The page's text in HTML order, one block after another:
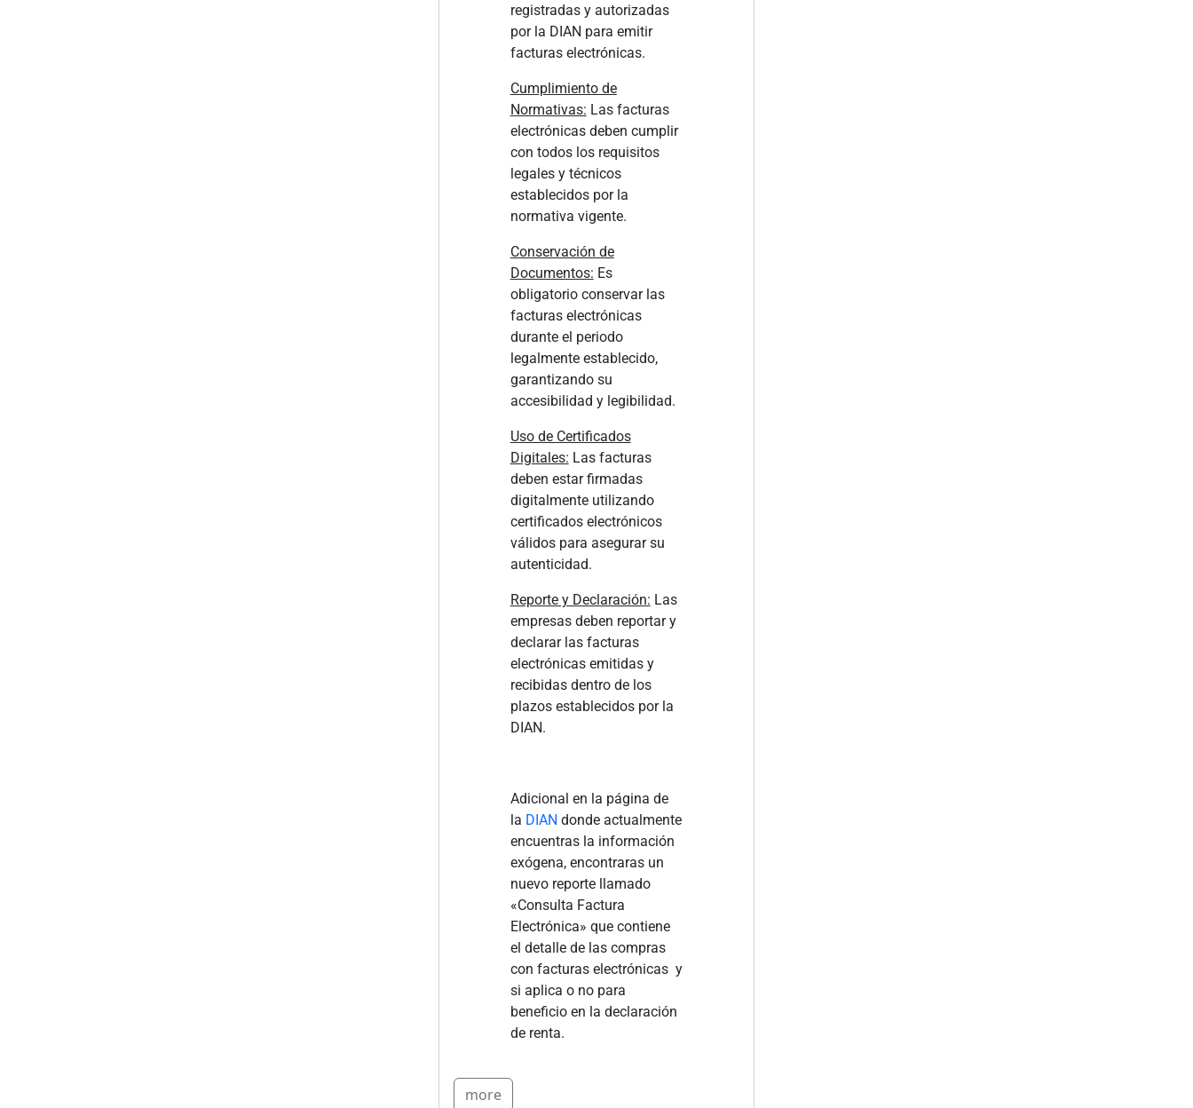
registradas y autorizadas
por la DIAN para emitir
facturas electrónicas.
Cumplimiento de
Normativas: Las facturas
electrónicas deben cumplir
con todos los requisitos
legales y técnicos
establecidos por la
normativa vigente.
Conservación de
Documentos: Es
obligatorio conservar las
facturas electrónicas
durante el periodo
legalmente establecido,
garantizando su
accesibilidad y legibilidad.
Uso de Certificados
Digitales: Las facturas
deben estar firmadas
digitalmente utilizando
certificados electrónicos
válidos para asegurar su
autenticidad.
Reporte y Declaración: Las
empresas deben reportar y
declarar las facturas
electrónicas emitidas y
recibidas dentro de los
plazos establecidos por la
DIAN.
Adicional en la página de
la DIAN donde actualmente
encuentras la información
exógena, encontraras un
nuevo reporte llamado
«Consulta Factura
Electrónica» que contiene
el detalle de las compras
con facturas electrónicas y
si aplica o no para
beneficio en la declaración
de renta.
more